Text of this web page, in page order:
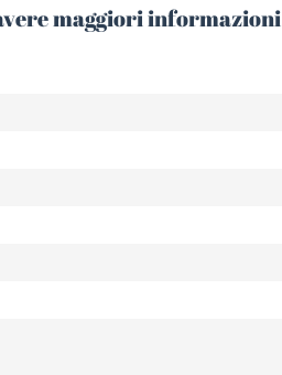
maggiori informazioni